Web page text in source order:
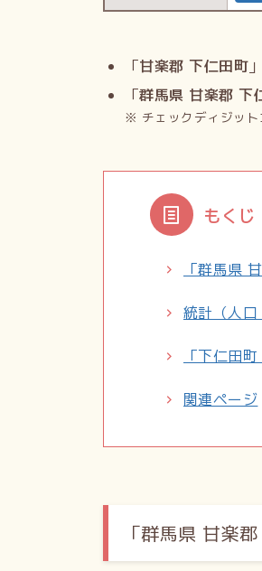
「甘楽郡 下仁田町
「群馬県 甘楽郡 下
※ チェックディジッ
もくじ
「群馬県
統計（人口
「下仁田
関連ページ
「群馬県 甘楽